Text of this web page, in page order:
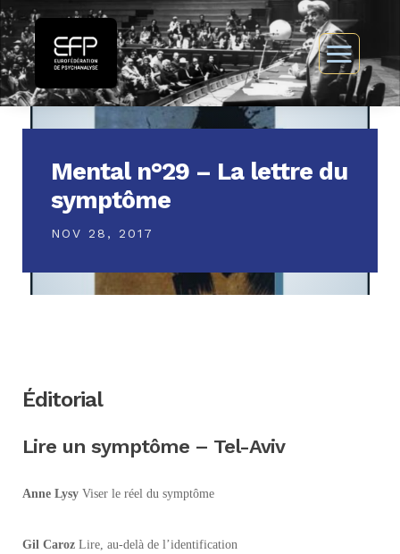
Mental n°29 – La lettre du
symptôme
NOV 28, 2017
Éditorial
Lire un symptôme – Tel-Aviv
Anne Lysy Viser le réel du symptôme
Gil Caroz Lire, au-delà de l’identification